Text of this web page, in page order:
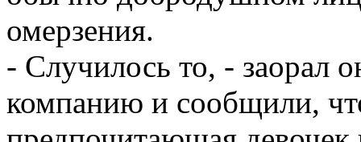
омерзения.
- Случилось то, - заорал
компанию и сообщили,